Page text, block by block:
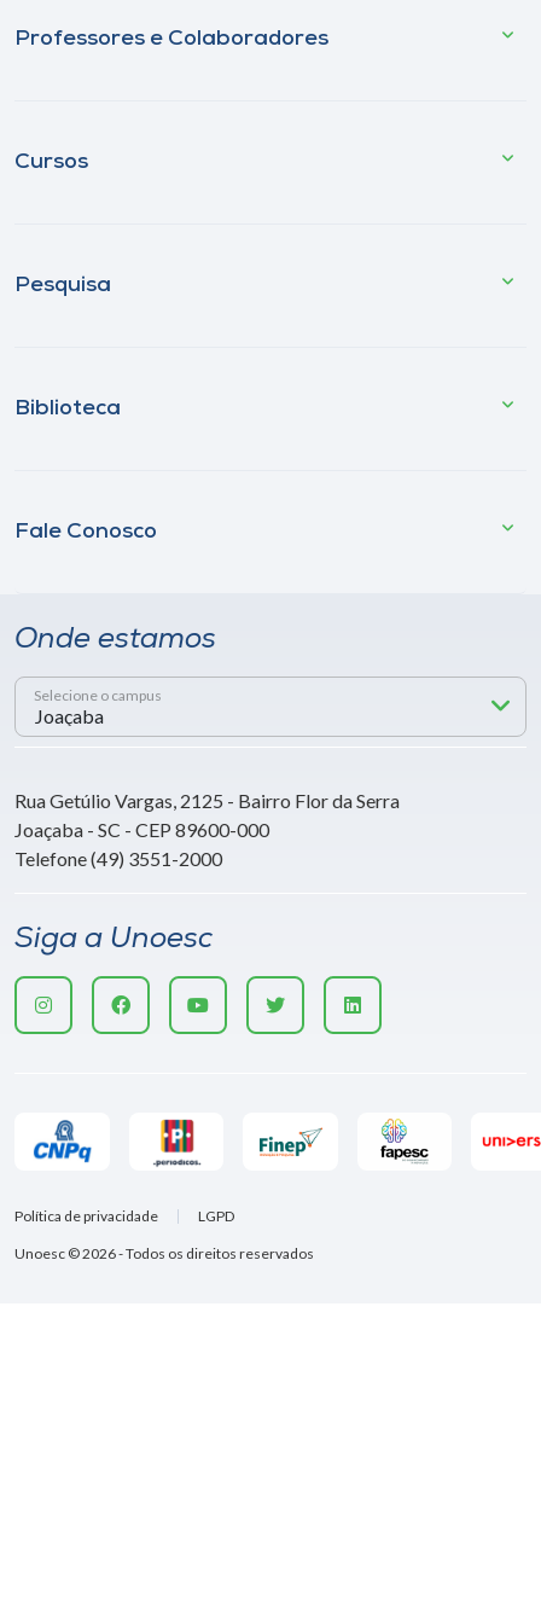
Professores e Colaboradores
Cursos
Pesquisa
Biblioteca
Fale Conosco
Onde estamos
Selecione o campus
Rua Getúlio Vargas, 2125 - Bairro Flor da Serra
Joaçaba - SC - CEP 89600-000
Telefone (49) 3551-2000
Siga a Unoesc
Unoesc © 2026 - Todos os direitos reservados
Política de privacidade LGPD